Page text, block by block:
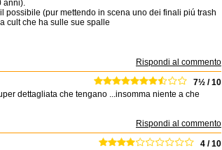
anni).
possibile (pur mettendo in scena uno dei finali piú trash
cult che ha sulle sue spalle
Rispondi al commento
7½ / 10
dettagliata che tengano ...insomma niente a che
Rispondi al commento
4 / 10